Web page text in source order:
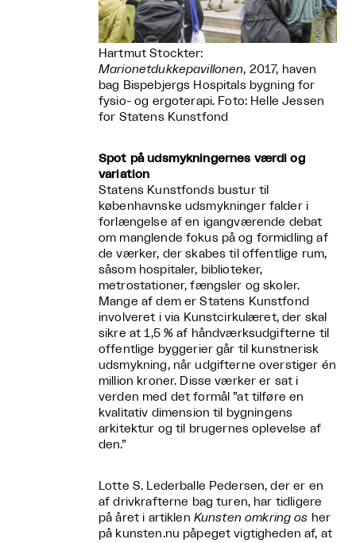
Hartmut Stockter:
Marionetdukkepavillonen, 2017, haven
bag Bispebjergs Hospitals bygning for
fysio- og ergoterapi. Foto: Helle Jessen
for Statens Kunstfond
Spot på udsmykningernes værdi og
variation
Statens Kunstfonds bustur til
københavnske udsmykninger falder i
forlængelse af en igangværende debat
om manglende fokus på og formidling af
de værker, der skabes til offentlige rum,
såsom hospitaler, biblioteker,
metrostationer, fængsler og skoler.
Mange af dem er Statens Kunstfond
involveret i via Kunstcirkulæret, der skal
sikre at 1,5 % af håndværksudgifterne til
offentlige byggerier går til kunstnerisk
udsmykning, når udgifterne overstiger én
million kroner. Disse værker er sat i
verden med det formål ”at tilføre en
kvalitativ dimension til bygningens
arkitektur og til brugernes oplevelse af
den.”
Lotte S. Lederballe Pedersen, der er en
af drivkrafterne bag turen, har tidligere
på året i artiklen Kunsten omkring os her
på kunsten.nu påpeget vigtigheden af, at